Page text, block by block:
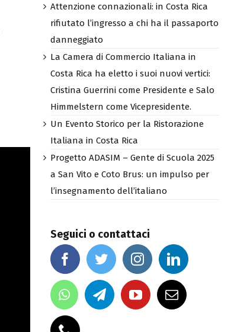
Attenzione connazionali: in Costa Rica
rifiutato l’ingresso a chi ha il passaporto
danneggiato
La Camera di Commercio Italiana in
Costa Rica ha eletto i suoi nuovi vertici:
Cristina Guerrini come Presidente e Salo
Himmelstern come Vicepresidente.
Un Evento Storico per la Ristorazione
Italiana in Costa Rica
Progetto ADASIM – Gente di Scuola 2025
a San Vito e Coto Brus: un impulso per
l’insegnamento dell’italiano
Seguici o contattaci